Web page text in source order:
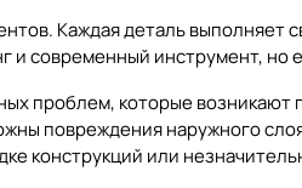
Каждая деталь
и современный инструмент,
проблем, которые
повреждения наружного
конструкций или